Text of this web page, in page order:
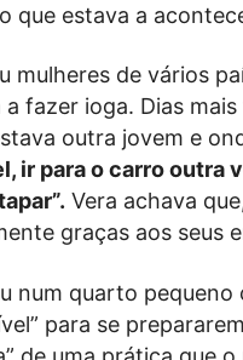
que estava a
mulheres de vários
fazer ioga. Dias
outra jovem e
ir para o carro outra
Vera achava
graças aos seus
num quarto pequeno
para se